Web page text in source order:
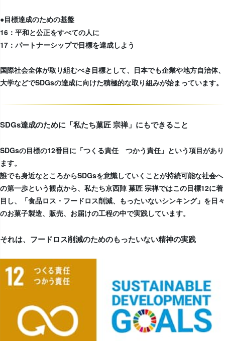
●目標達成のための基盤
16：平和と公正をすべての人に
17：パートナーシップで目標を達成しよう
国際社会全体が取り組むべき目標として、日本でも企業や地方自治体、
大学などでSDGsの達成に向けた積極的な取り組みが始まっています。
SDGs達成のために「私たち菓匠 宗禅」にもできること
SDGsの目標の12番目に「つくる責任 つかう責任」という項目があり
ます。
誰でも身近なところからSDGsを意識していくことが持続可能な社会へ
の第一歩という観点から、私たち京西陣 菓匠 宗禅ではこの目標12に着
目し、「食品ロス・フードロス削減、もったいないシンキング」を日々
のお菓子製造、販売、お届けの工程の中で実践しています。
それは、フードロス削減のためのもったいない精神の実践